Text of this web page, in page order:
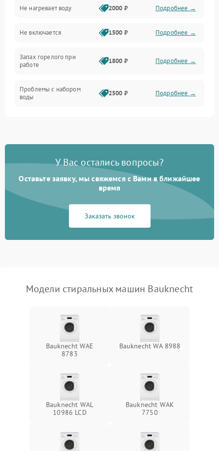
Программное обеспечение
Не нагревает воду 2000 ₽ Подробнее →
Не включается 1500 ₽ Подробнее →
Запах горелого при
работе
1800 ₽ Подробнее →
Проблемы с набором
воды
2500 ₽ Подробнее →
Замена платы управления 2200 ₽ Подробнее →
У Вас остались вопросы?
Оставьте заявку, мы свяжемся с Вами в ближайшее
время
Заказать звонок
Модели стиральных машин Bauknecht
Bauknecht WAE
8783
Bauknecht WA 8988
Bauknecht WAL
10986 LCD
Bauknecht WAK
7750